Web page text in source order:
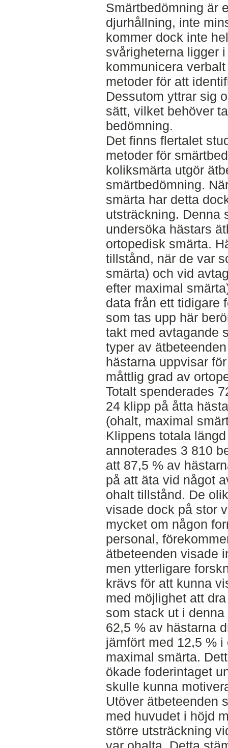
Smärtbedömning är
djurhållning, inte
kommer dock inte
svårigheterna ligger
kommunicera
metoder för att
Dessutom yttrar sig
sätt, vilket behöver
bedömning.
Det finns flertalet
metoder för
koliksmärta utgör
smärtbedömning.
smärta har detta
utsträckning. Denna
undersöka hästars
ortopedisk smärta.
tillstånd, när de var
smärta) och vid
efter maximal
data från ett tidigare
som tas upp här
takt med avtagande
typer av
hästarna uppvisar
måttlig grad av
Totalt spenderades
24 klipp på åtta
(ohalt, maximal
Klippens totala
annoterades 3 810
att 87,5 % av
på att äta vid något
ohalt tillstånd. De
visade dock på stor
mycket om någon
personal,
ätbeteenden visade
men ytterligare
krävs för att kunna
med möjlighet att
som stack ut i denna
62,5 % av hästarna
jämfört med 12,5 %
maximal smärta.
ökade foderintaget
skulle kunna
Utöver ätbeteenden
med huvudet i höjd
större utsträckning